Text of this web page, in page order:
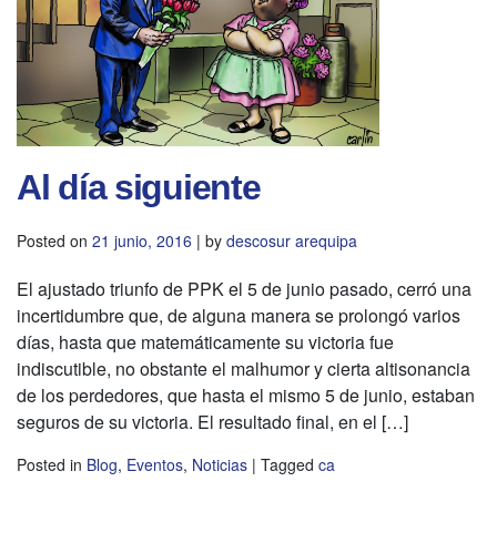
Al día siguiente
Posted on 21 junio, 2016 | by descosur arequipa
El ajustado triunfo de PPK el 5 de junio pasado, cerró una
incertidumbre que, de alguna manera se prolongó varios
días, hasta que matemáticamente su victoria fue
indiscutible, no obstante el malhumor y cierta altisonancia
de los perdedores, que hasta el mismo 5 de junio, estaban
seguros de su victoria. El resultado final, en el […]
Posted in Blog, Eventos, Noticias | Tagged ca